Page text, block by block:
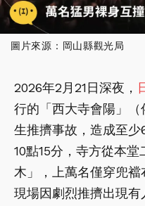
圖片來源：岡山縣觀光局
2026年2月21日深夜，
行的「西大寺會陽」（
生推擠事故，造成至
10點15分，寺方從本
木」，上萬名僅穿兜襠
現場因劇烈推擠出現